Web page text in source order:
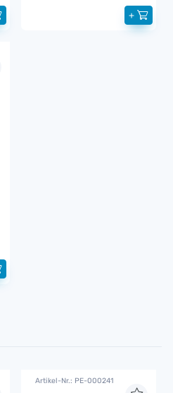
+
Artikel-Nr.: PE-000241